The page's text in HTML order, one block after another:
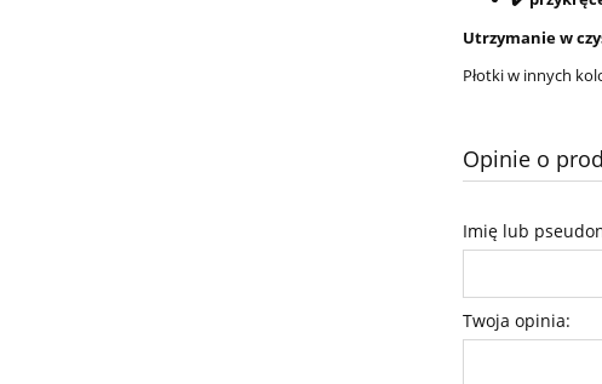
Utrzymanie w
Płotki w innych
Opinie o
Imię lub
Twoja opinia: